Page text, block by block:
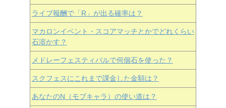
ライブ報酬で「R」が出る確率は？
マカロンイベント・スコアマッチとかでどれくらい
石溶かす？
メドレーフェスティバルで何個石を使った？
スクフェスにこれまで課金した金額は？
あなたのN（モブキャラ）の使い道は？